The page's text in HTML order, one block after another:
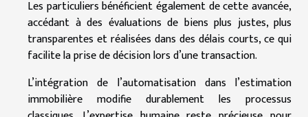
Les particuliers bénéficient également de cette avancée,
accédant à des évaluations de biens plus justes, plus
transparentes et réalisées dans des délais courts, ce qui
facilite la prise de décision lors d’une transaction.
L’intégration de l’automatisation dans l’estimation
immobilière modifie durablement les processus